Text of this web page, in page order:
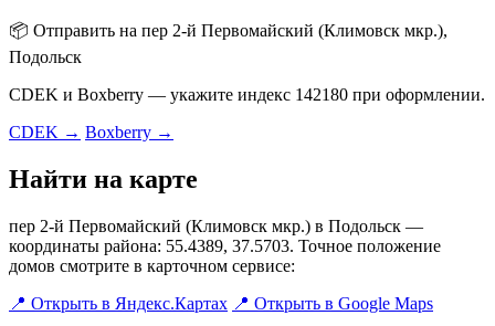
📦 Отправить на пер 2-й Первомайский (Климовск мкр.),
Подольск
CDEK и Boxberry — укажите индекс 142180 при оформлении.
CDEK → Boxberry →
Найти на карте
пер 2-й Первомайский (Климовск мкр.) в Подольск —
координаты района: 55.4389, 37.5703. Точное положение
домов смотрите в карточном сервисе:
📍 Открыть в Яндекс.Картах 📍 Открыть в Google Maps